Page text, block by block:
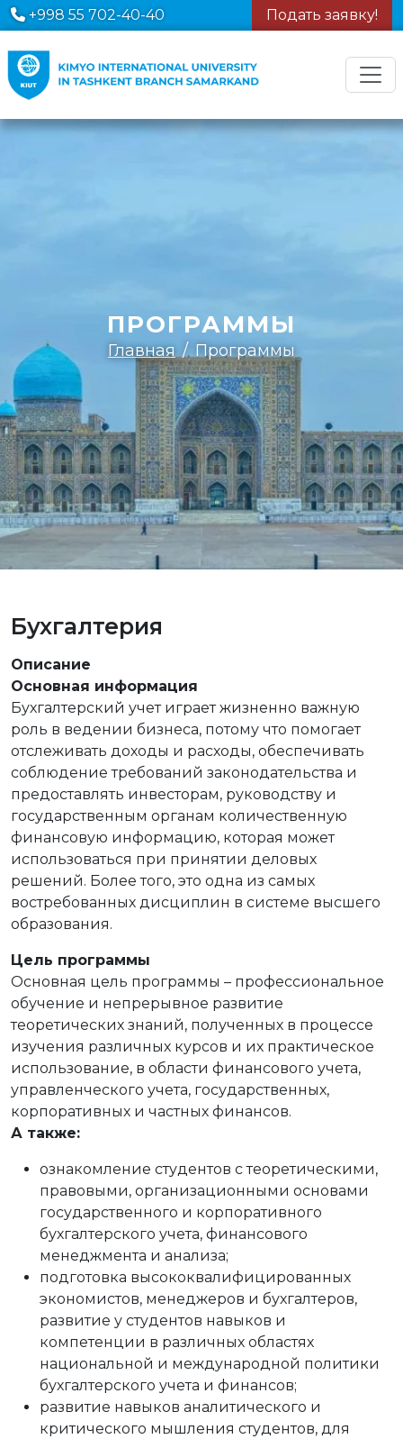
+998 55 702-40-40 Подать заявку!
ПРОГРАММЫ
Главная Программы
Бухгалтерия
Описание
Основная информация
Бухгалтерский учет играет жизненно важную
роль в ведении бизнеса, потому что помогает
отслеживать доходы и расходы, обеспечивать
соблюдение требований законодательства и
предоставлять инвесторам, руководству и
государственным органам количественную
финансовую информацию, которая может
использоваться при принятии деловых
решений. Более того, это одна из самых
востребованных дисциплин в системе высшего
образования.
Цель программы
Основная цель программы – профессиональное
обучение и непрерывное развитие
теоретических знаний, полученных в процессе
изучения различных курсов и их практическое
использование, в области финансового учета,
управленческого учета, государственных,
корпоративных и частных финансов.
А также:
ознакомление студентов с теоретическими,
правовыми, организационными основами
государственного и корпоративного
бухгалтерского учета, финансового
менеджмента и анализа;
подготовка высококвалифицированных
экономистов, менеджеров и бухгалтеров,
развитие у студентов навыков и
компетенции в различных областях
национальной и международной политики
бухгалтерского учета и финансов;
развитие навыков аналитического и
критического мышления студентов, для